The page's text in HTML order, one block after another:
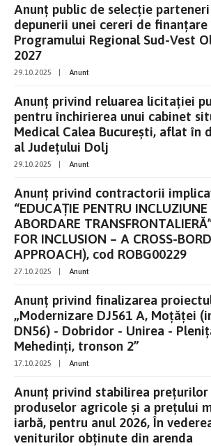
Anunț public de selecție
depunerii unei cereri de
Programului Regional Sud-Vest
2027
29.10.2025 Anunt
Anunț privind reluarea licitației
pentru închirierea unui cabinet
Medical Calea București, aflat în
al Județului Dolj
29.10.2025 Anunt
Anunț privind contractorii
“EDUCAȚIE PENTRU INCLUZIUNE
ABORDARE
FOR INCLUSION – A CROSS-
APPROACH), cod ROBG00229
27.10.2025 Anunt
Anunț privind finalizarea
„Modernizare DJ561 A, Moțăței
DN56) - Dobridor - Unirea -
Mehedinți, tronson 2”
17.10.2025 Anunt
Anunț privind stabilirea
produselor agricole şi a preţului
iarbă, pentru anul 2026, În
veniturilor obţinute din arenda